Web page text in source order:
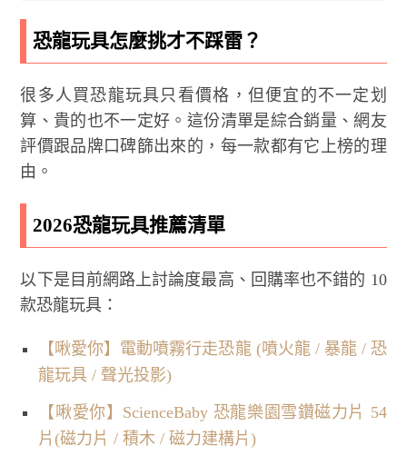
恐龍玩具怎麼挑才不踩雷？
很多人買恐龍玩具只看價格，但便宜的不一定划
算、貴的也不一定好。這份清單是綜合銷量、網友
評價跟品牌口碑篩出來的，每一款都有它上榜的理
由。
2026恐龍玩具推薦清單
以下是目前網路上討論度最高、回購率也不錯的 10
款恐龍玩具：
【啾愛你】電動噴霧行走恐龍 (噴火龍 / 暴龍 / 恐
龍玩具 / 聲光投影)
【啾愛你】ScienceBaby 恐龍樂園雪鑽磁力片 54
片(磁力片 / 積木 / 磁力建構片)